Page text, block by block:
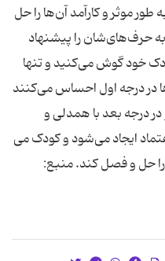
طور موثر و کارآمد آن‌ها را حل
حرف‌های‌شان را پیشنهاد
خود گوش می‌کنید و تنها
در درجه اول احساس می‌کنند
درجه بعد با همدلی و
ایجاد می‌شود و کودک می‌
را حل و فصل کند. منبع: